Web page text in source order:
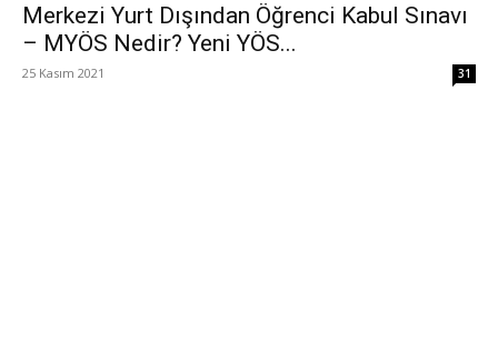
Merkezi Yurt Dışından Öğrenci Kabul Sınavı
– MYÖS Nedir? Yeni YÖS...
25 Kasım 2021 31